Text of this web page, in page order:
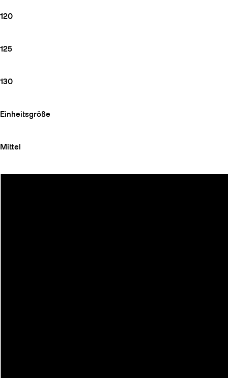
120
125
130
Einheitsgröße
Mittel